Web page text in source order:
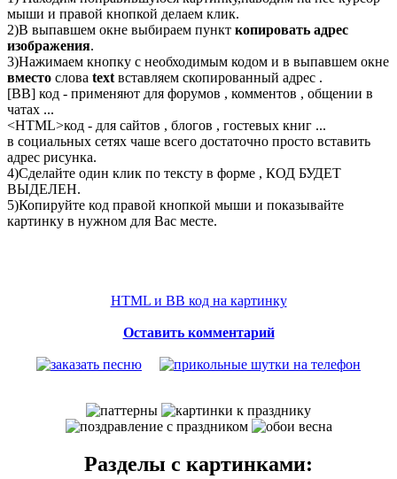
мыши и правой кнопкой делаем клик.
2)В выпавшем окне выбираем пункт копировать адрес
изображения.
3)Нажимаем кнопку с необходимым кодом и в выпавшем окне
вместо слова text вставляем скопированный адрес .
[BB] код - применяют для форумов , комментов , общении в
чатах ...
<HTML>код - для сайтов , блогов , гостевых книг ...
в социальных сетях чаше всего достаточно просто вставить
адрес рисунка.
4)Сделайте один клик по тексту в форме , КОД БУДЕТ
ВЫДЕЛЕН.
5)Копируйте код правой кнопкой мыши и показывайте
картинку в нужном для Вас месте.
HTML и BB код на картинку
Оставить комментарий
Разделы с картинками: